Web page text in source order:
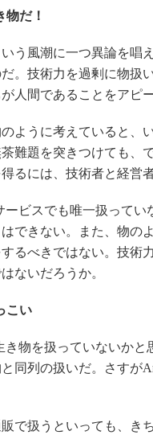
物だ！
う風潮に一つ異論を唱
。技術力を過剰に物扱
人間であることをアピ
ように考えていると、
難題を突きつけても、
るには、技術者と経営
ービスでも唯一扱ってい
できない。また、物の
るべきではない。技術
ないだろうか。
こい
物を扱っていないかと
同列の扱いだ。さすが
で扱うといっても、き